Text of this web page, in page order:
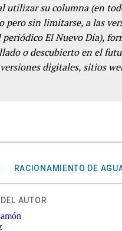
utilizar su columna (en
sin limitarse, a las
El Nuevo Día),
o descubierto en el
digitales, sitios
RACIONAMIENTO DE
AUTOR